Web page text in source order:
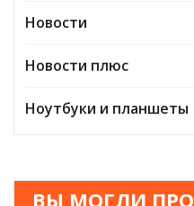
Новости
Новости плюс
Ноутбуки и планшеты
ВЫ МОГЛИ